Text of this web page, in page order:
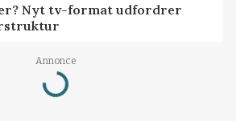
Nyt tv-format udfordrer
Annonce
Loading...